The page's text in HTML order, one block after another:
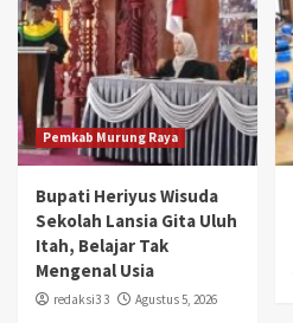
Pemkab Murung Raya
Bupati Heriyus Wisuda
Sekolah Lansia Gita Uluh
Itah, Belajar Tak
Mengenal Usia
redaksi3 3 Agustus 5, 2026